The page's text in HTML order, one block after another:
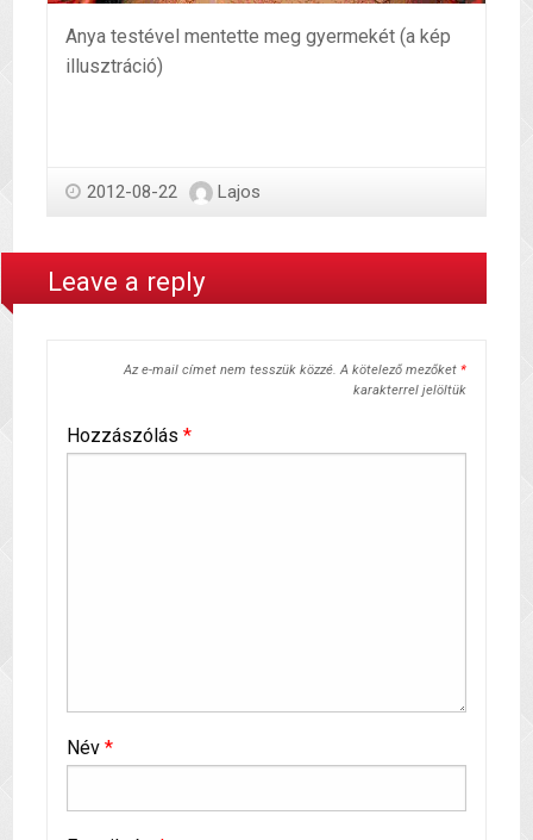
Anya testével mentette meg gyermekét (a kép
illusztráció)
2012-08-22 Lajos
Leave a reply
Az e-mail címet nem tesszük közzé. A kötelező mezőket *
karakterrel jelöltük
Hozzászólás *
Név *